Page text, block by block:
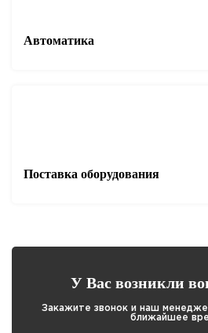
Автоматика
Поставка оборудования
У Вас возникли
Закажите звонок и наш
ближайшее